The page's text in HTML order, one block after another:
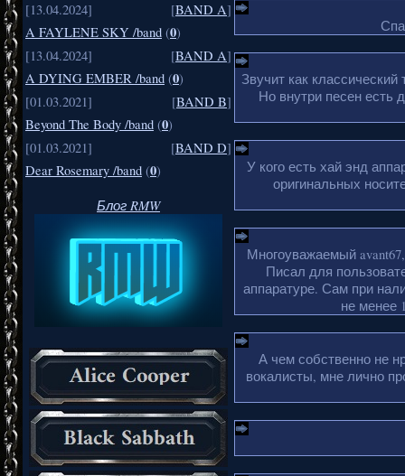
[13.04.2024]
[BAND A]
A FAYLENE SKY /band (0)
[13.04.2024]
[BAND A]
A DYING EMBER /band (0)
[01.03.2021]
[BAND B]
Beyond The Body /band (0)
[01.03.2021]
[BAND D]
Dear Rosemary /band (0)
Блог RMW
Звучит как
Но внутри песен есть
У кого есть хай энд
оригинальных
Многоуважаемый
Писал для
аппаратуре. Сам при
не менее
А чем собственно не
вокалисты, мне лично